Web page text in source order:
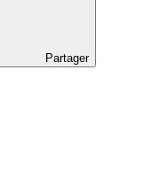
Partager